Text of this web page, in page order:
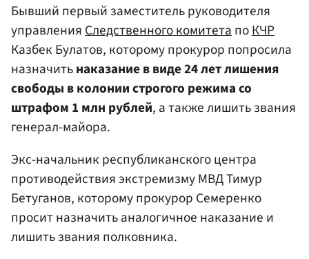
Бывший первый заместитель руководителя
управленияСледственного комитетапоКЧР
Казбек Булатов, которому прокурор попросила
назначитьнаказание в виде 24 лет лишения
свободы в колонии строгого режима со
штрафом 1 млн рублей, а также лишить звания
генерал-майора.
Экс-начальник республиканского центра
противодействия экстремизму МВД Тимур
Бетуганов, которому прокурор Семеренко
просит назначить аналогичное наказание и
лишить звания полковника.